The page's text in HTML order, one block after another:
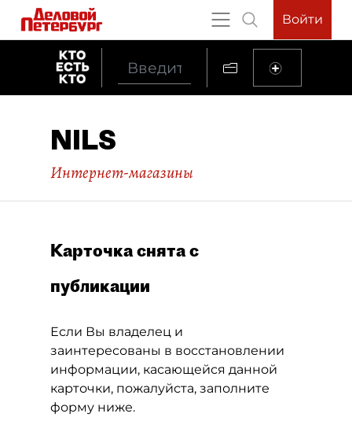
Войти
NILS
Интернет-магазины
Карточка снята с
публикации
Если Вы владелец и
заинтересованы в восстановлении
информации, касающейся данной
карточки, пожалуйста, заполните
форму ниже.